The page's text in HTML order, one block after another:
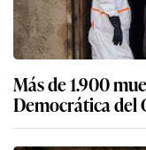
Más de 1.900
Democrática del